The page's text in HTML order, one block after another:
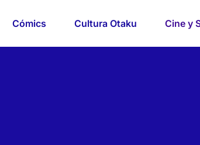
Cómics Cultura Otaku Cine y